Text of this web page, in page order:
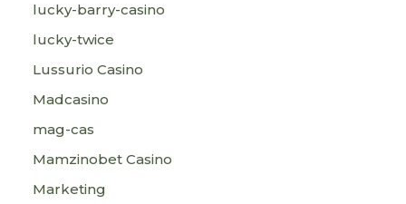
lucky-barry-casino
lucky-twice
Lussurio Casino
Madcasino
mag-cas
Mamzinobet Casino
Marketing